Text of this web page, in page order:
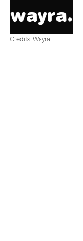
Credits: Wayra